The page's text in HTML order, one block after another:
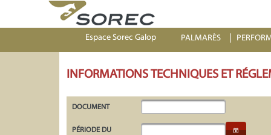
Espace Sorec Galop PALMARÈS
INFORMATIONS TECHNIQUES ET
DOCUMENT
PÉRIODE DU